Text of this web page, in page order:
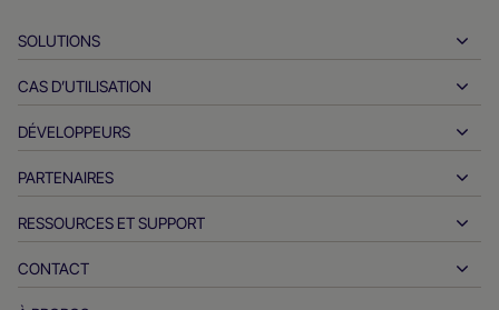
SOLUTIONS
Encaissements
Décaissements
Paiements en temps réel
Délivrance
CAS D’UTILISATION
L'hospitalité
Automobile
Services financiers
DÉVELOPPEURS
Outils pour les développeurs
Documents de référence API
PARTENAIRES
Devenez partenaire
Produits et solutions des partenaires
Partenaires technologiques
RESSOURCES ET SUPPORT
Assistance client
CONTACT